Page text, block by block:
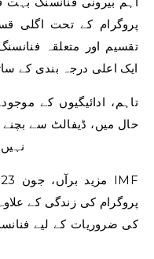
تقسیم اور متعلقہ
ایک اعلی درجہ بندی کے
حال میں، ڈیفالٹ سے
پروگرام کی زندگی کے
کی ضروریات کے لیے